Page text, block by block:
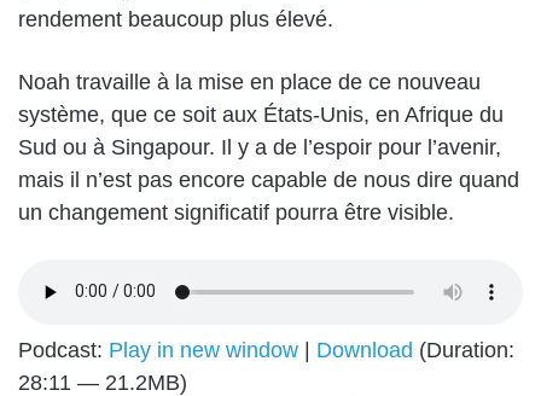
rendement beaucoup plus élevé.
Noah travaille à la mise en place de ce nouveau
système, que ce soit aux États-Unis, en Afrique du
Sud ou à Singapour. Il y a de l’espoir pour l’avenir,
mais il n’est pas encore capable de nous dire quand
un changement significatif pourra être visible.
Podcast: Play in new window | Download (Duration:
28:11 — 21.2MB)